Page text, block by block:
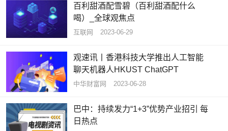
百利甜酒配雪碧（百利甜酒配什么
喝）_全球观焦点
互联网 2023-06-29
观速讯丨香港科技大学推出人工智能
聊天机器人HKUST ChatGPT
中华财富网 2023-06-28
巴中：持续发力“1+3”优势产业招引 每
日热点